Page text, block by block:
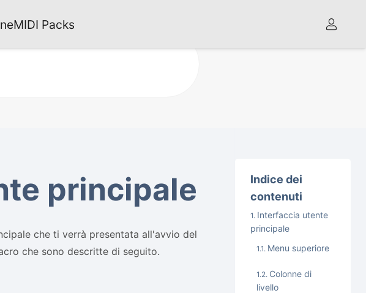
MIDI Packs
principale
che ti verrà presentata all'avvio del
che sono descritte di seguito.
Indice dei
contenuti
Interfaccia utente
principale
Menu superiore
Colonne di
livello